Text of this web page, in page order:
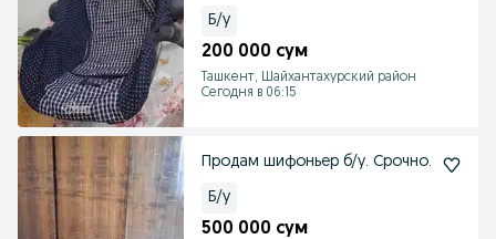
Б/у
200 000 сум
Ташкент, Шайхантахурский район
Сегодня в 06:15
Продам шифоньер б/у. Срочно.
Б/у
500 000 сум